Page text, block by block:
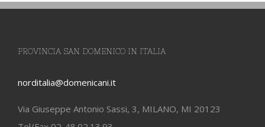
norditalia@domenicani.it
Via Giuseppe Antonio Sassi, 3, MILANO, MI 20123